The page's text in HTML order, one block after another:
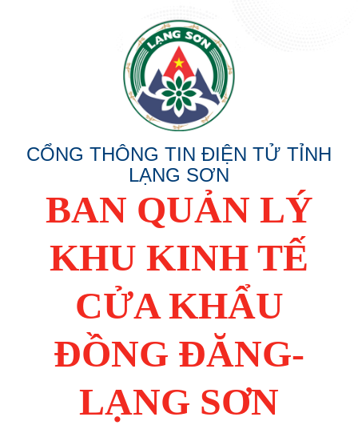
CỔNG THÔNG TIN ĐIỆN TỬ TỈNH
LẠNG SƠN
BAN QUẢN LÝ
KHU KINH TẾ
CỬA KHẨU
ĐỒNG ĐĂNG-
LẠNG SƠN